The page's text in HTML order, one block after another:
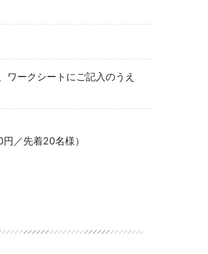
ークシートにご記入のうえ
円／先着20名様）